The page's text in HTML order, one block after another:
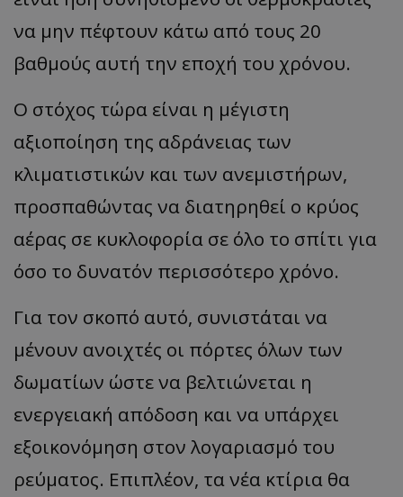
να μην πέφτουν κάτω από τους 20
βαθμούς αυτή την εποχή του χρόνου.
Ο στόχος τώρα είναι η μέγιστη
αξιοποίηση της αδράνειας των
κλιματιστικών και των ανεμιστήρων,
προσπαθώντας να διατηρηθεί ο κρύος
αέρας σε κυκλοφορία σε όλο το σπίτι για
όσο το δυνατόν περισσότερο χρόνο.
Για τον σκοπό αυτό, συνιστάται να
μένουν ανοιχτές οι πόρτες όλων των
δωματίων ώστε να βελτιώνεται η
ενεργειακή απόδοση και να υπάρχει
εξοικονόμηση στον λογαριασμό του
ρεύματος. Επιπλέον, τα νέα κτίρια θα